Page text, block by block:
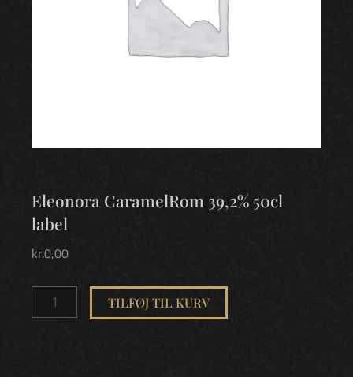
Eleonora CaramelRom 39,2% 50cl
label
kr.0,00
CaramelRom
39,2%
50cl
TILFØJ TIL KURV